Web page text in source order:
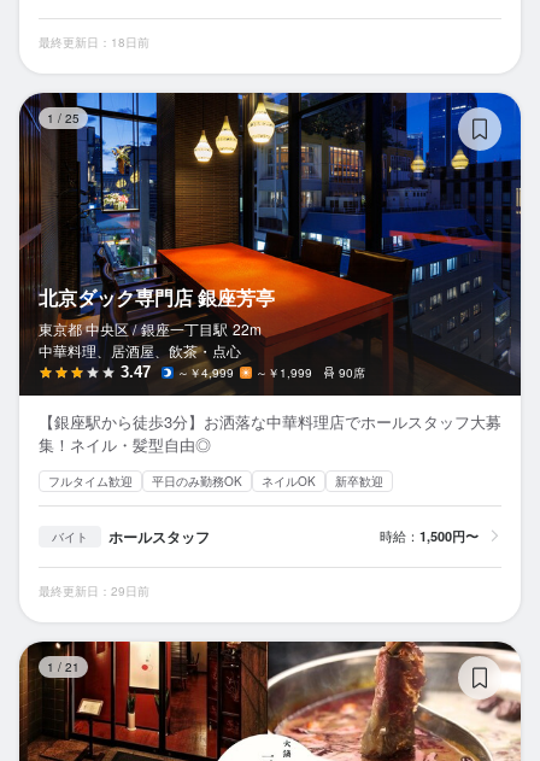
最終更新日：18日前
1 / 25
北京ダック専門店 銀座芳亭
東京都 中央区 / 銀座一丁目駅 22m
中華料理、居酒屋、飲茶・点心
3.47 ～￥4,999 ～￥1,999 90席
【銀座駅から徒歩3分】お洒落な中華料理店でホールスタッフ大募
集！ネイル・髪型自由◎
フルタイム歓迎 平日のみ勤務OK ネイルOK 新卒歓迎
バイト ホールスタッフ 時給： 1,500円〜
最終更新日：29日前
1 / 21